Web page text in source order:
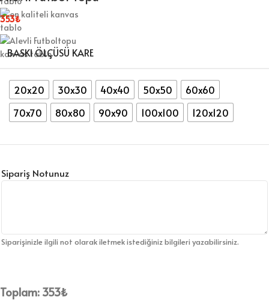
353₺
BASKI ÖLÇÜSÜ KARE
20x20 30x30 40x40 50x50
60x60
70x70
80x80 90x90 100x100 120x120
Sipariş Notunuz
Siparişinizle ilgili not olarak iletmek istediğiniz bilgileri yazabilirsiniz.
Toplam: 353₺